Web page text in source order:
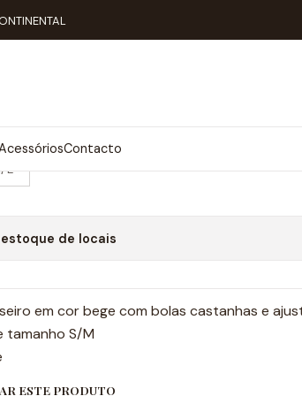
Contacto
DORY
L
de locais
em cor bege com bolas castanhas e
tamanho S/M
ESTE PRODUTO